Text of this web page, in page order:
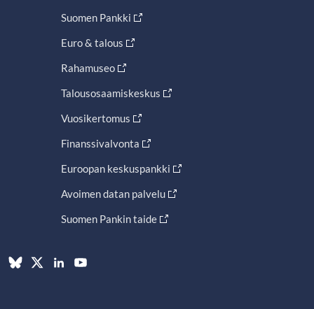
Suomen Pankki
Euro & talous
Rahamuseo
Talousosaamiskeskus
Vuosikertomus
Finanssivalvonta
Euroopan keskuspankki
Avoimen datan palvelu
Suomen Pankin taide